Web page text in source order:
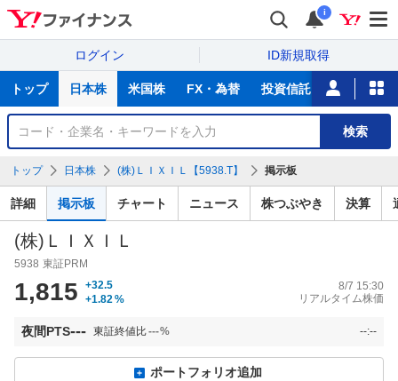
i
ログイン ID新規取得
サ
トップ 日本株 米国株 FX・為替 投資信託 ニュース
銘
検
索
検索
トップ 日本株 (株)ＬＩＸＩＬ【5938.T】 掲示板
詳細 掲示板 チャート ニュース 株つぶやき 決算
(株)ＬＩＸＩＬ
5938 東証PRM
1,815
+32.5
+1.82 %
8/7 15:30
リアルタイム株価
夜間PTS--- 東証終値比---% --:--
ポートフォリオ追加